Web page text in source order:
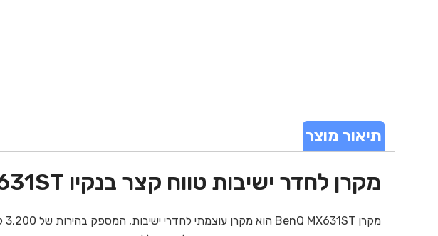
תיאור מוצר
מקרן לחדר ישיבות טווח קצר בנקיו BenQ MX631ST